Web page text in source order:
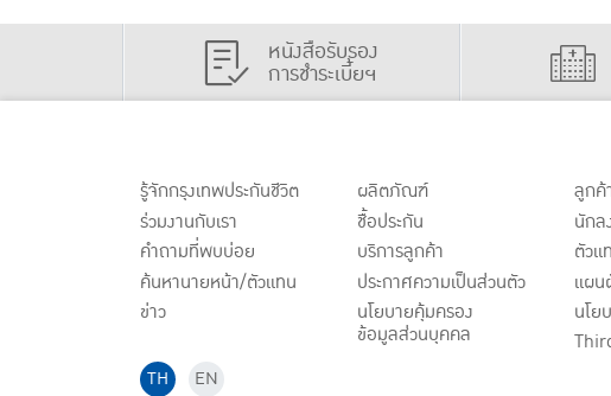
หนังสือรับรอง
การชำระเบี้ยฯ
รู้จักกรุงเทพประกันชีวิต
ร่วมงานกับเรา
คำถามที่พบบ่อย
ค้นหานายหน้า/ตัวแทน
ข่าว
ผลิตภัณฑ์
ชื้อประกัน
บริการลูกค้า
ประกาศความเป็นส่วนตัว
นโยบายคุ้มครอง
ข้อมูลส่วนบุคคล
ลูกค้
นัก
ตัวแ
แผน
นโย
TH EN